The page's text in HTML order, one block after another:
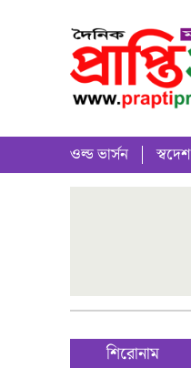
ওল্ড ভার্সন স্বদেশ
শিরোনাম